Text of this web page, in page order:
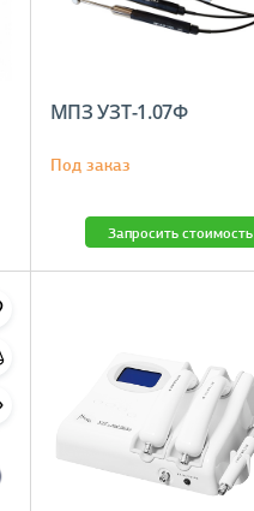
МПЗ УЗТ-1.07Ф
Под заказ
Запросить стоимость